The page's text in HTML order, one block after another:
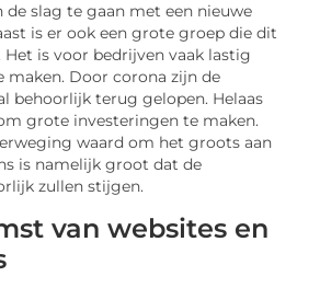
de slag te gaan met een nieuwe
is er ook een grote groep die dit
Het is voor bedrijven vaak lastig
maken. Door corona zijn de
behoorlijk terug gelopen. Helaas
grote investeringen te maken.
waard om het groots aan
is namelijk groot dat de
zullen stijgen.
van websites en